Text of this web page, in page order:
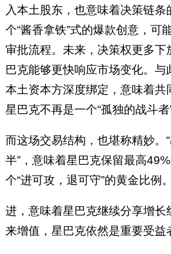
入本土股东，也意味着决策链条
个“酱香拿铁”式的爆款创意，可
审批流程。未来，决策权更多下
巴克能够更快响应市场变化。与
本土资本方深度绑定，意味着共
星巴克不再是一个“孤独的战斗者”
而这场交易结构，也堪称精妙。
半”，意味着星巴克保留最高
个“进可攻，退可守”的黄金比例。
进，意味着星巴克继续分享增长
来增值，星巴克依然是重要受益